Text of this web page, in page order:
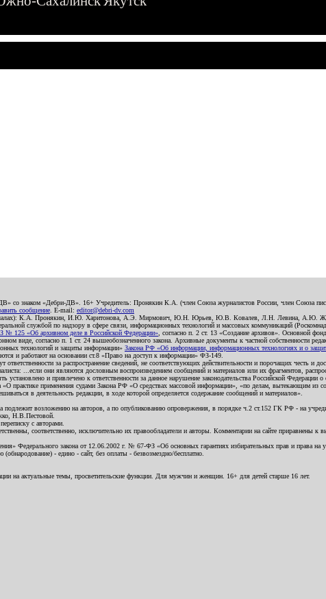
ДВ» со знаком «Дебри-ДВ». 16+ Учредитель: Пронякин К.А. (член Союза журналистов России, член Союза
сообщение . E-mail: editor@debri-dv.com
началах): К.А. Пронякин, И.Ю. Харитонова, А.Э. Мирмович, Ю.Н. Юрьев, Ю.В. Ковалев, Л.Н. Левина,
службой по надзору в сфере связи, информационных технологий и массовых коммуникаций
№ 125 «Об архивном деле в Российской Федерации» , согласно п. 2 ст. 13 «Создание архивов». Основной
виде, согласно п. 1 ст. 24 вышеобозначенного закона. Архивные документы к частной собственности
технологий и защиты информации» Закона РФ «Об информации, информационных технологиях и о
и работают на основании ст.8 «Право на доступ к информации» ФЗ-149.
за распространение сведений, не соответствующих действительности и порочащих честь и
...если они являются дословным воспроизведением сообщений и материалов или их фрагментов,
и привлечено к ответственности за данное нарушение законодательства Российской Федерации о
применения судами Закона РФ «О средствах массовой информации», «по делам, вытекающим из
в деятельность редакции, в ходе которой определяется содержание сообщений и материалов».
возложению на авторов, а по опубликованию опровержения, в порядке ч.2 ст.152 ГК РФ - на
Н.В.Пестовой.
с авторами.
соответственно, исключительно их правообладатели и авторы. Комментарии на сайте
Федерального закона от 12.06.2002 г. № 67-ФЗ «Об основных гарантиях избирательных прав и права на
- едино - сайт, без оплаты - безвозмездно/бесплатно.
на актуальные темы, просветительские функции. Для мужчин и женщин. 16+ для детей старше 16 лет.